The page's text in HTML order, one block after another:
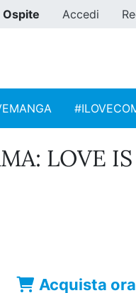
Ospite Accedi
LOVE
Acquista ora